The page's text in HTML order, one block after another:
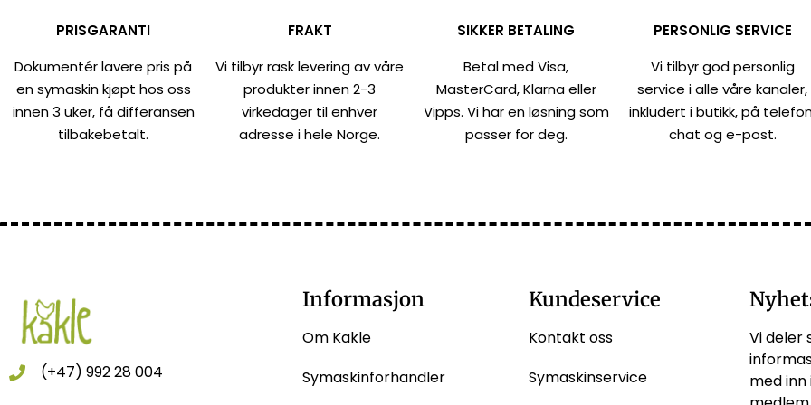
PRISGARANTI
Dokumentér lavere pris på
en symaskin kjøpt hos oss
innen 3 uker, få differansen
tilbakebetalt.
FRAKT
Vi tilbyr rask levering av våre
produkter innen 2-3
virkedager til enhver
adresse i hele Norge.
SIKKER BETALING
Betal med Visa,
MasterCard, Klarna eller
Vipps. Vi har en løsning som
passer for deg.
PERSONLIG SERVICE
Vi tilbyr god personlig
service i alle våre kanaler,
inkludert i butikk, på
chat og e-post.
(+47) 992 28 004
Informasjon
Om Kakle
Symaskinforhandler
Kundeservice
Kontakt oss
Symaskinservice
Vi deler
med inn